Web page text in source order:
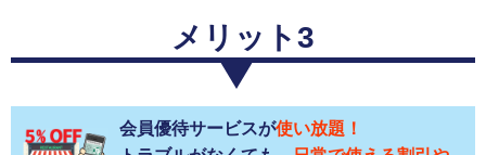
メリット3
会員優待サービスが使い放題！